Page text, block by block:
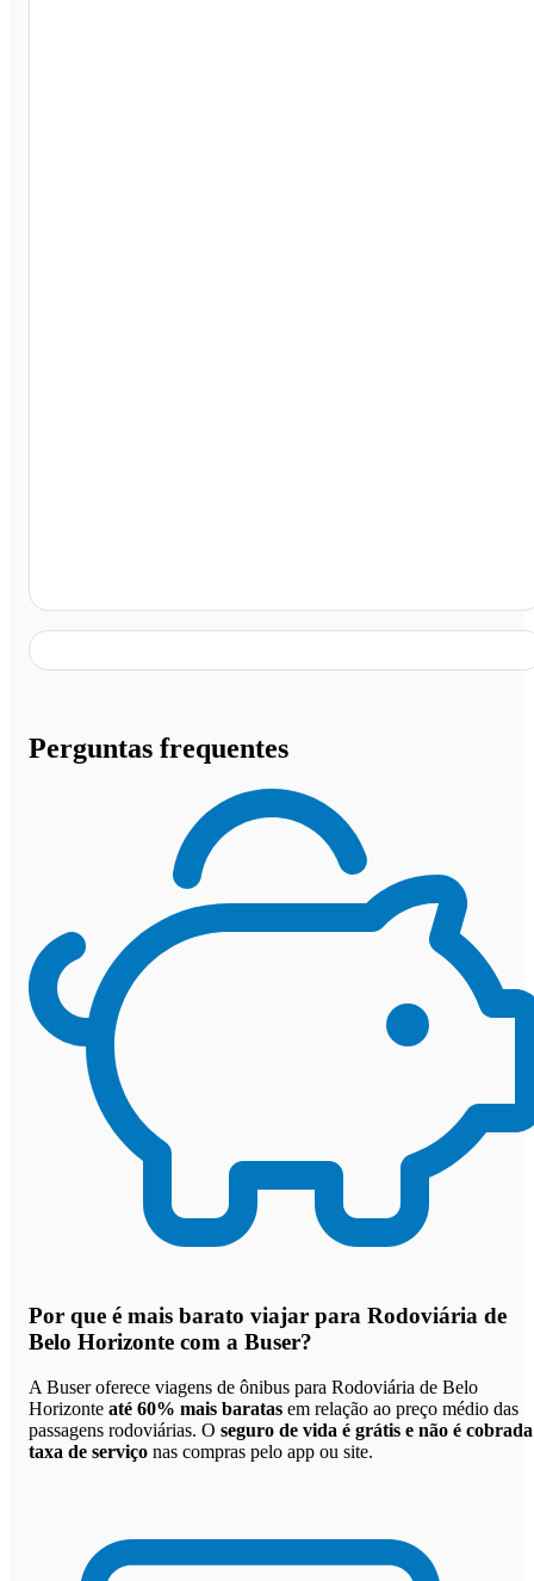
Perguntas frequentes
Por que é mais barato viajar para Rodoviária de
Belo Horizonte com a Buser?
A Buser oferece viagens de ônibus para Rodoviária de Belo
Horizonte até 60% mais baratas em relação ao preço médio das
passagens rodoviárias. O seguro de vida é grátis e não é cobrada
taxa de serviço nas compras pelo app ou site.